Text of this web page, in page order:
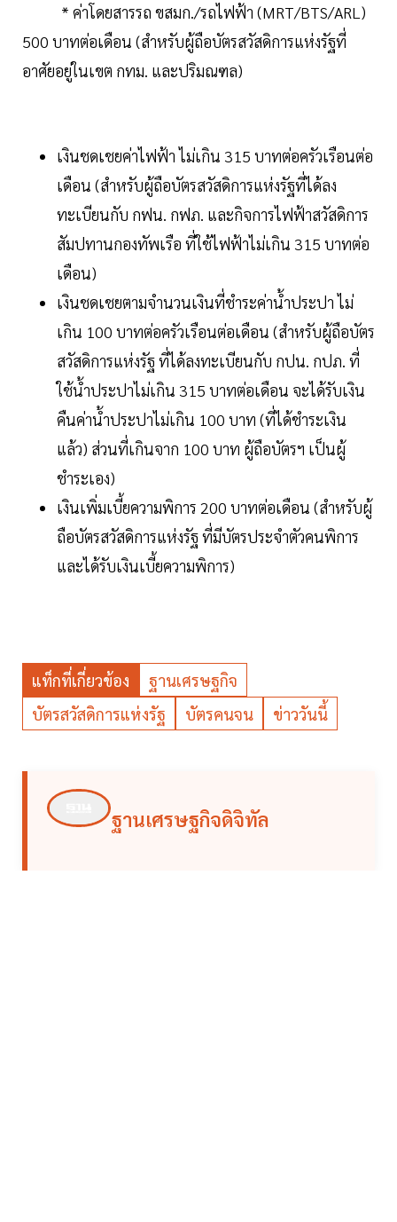
* ค่าโดยสารรถ ขสมก./รถไฟฟ้า (MRT/BTS/ARL)
500 บาทต่อเดือน (สำหรับผู้ถือบัตรสวัสดิการแห่งรัฐที่
อาศัยอยู่ในเขต กทม. และปริมณฑล)
เงินชดเชยค่าไฟฟ้า ไม่เกิน 315 บาทต่อครัวเรือนต่อ
เดือน (สำหรับผู้ถือบัตรสวัสดิการแห่งรัฐที่ได้ลง
ทะเบียนกับ กฟน. กฟภ. และกิจการไฟฟ้าสวัสดิการ
สัมปทานกองทัพเรือ ที่ใช้ไฟฟ้าไม่เกิน 315 บาทต่อ
เดือน)
เงินชดเชยตามจำนวนเงินที่ชำระค่าน้ำประปา ไม่
เกิน 100 บาทต่อครัวเรือนต่อเดือน (สำหรับผู้ถือบัตร
สวัสดิการแห่งรัฐ ที่ได้ลงทะเบียนกับ กปน. กปภ. ที่
ใช้น้ำประปาไม่เกิน 315 บาทต่อเดือน จะได้รับเงิน
คืนค่าน้ำประปาไม่เกิน 100 บาท (ที่ได้ชำระเงิน
แล้ว) ส่วนที่เกินจาก 100 บาท ผู้ถือบัตรฯ เป็นผู้
ชำระเอง)
เงินเพิ่มเบี้ยความพิการ 200 บาทต่อเดือน (สำหรับผู้
ถือบัตรสวัสดิการแห่งรัฐ ที่มีบัตรประจำตัวคนพิการ
และได้รับเงินเบี้ยความพิการ)
แท็กที่เกี่ยวข้อง
ฐานเศรษฐกิจ
บัตรสวัสดิการแห่งรัฐ
บัตรคนจน ข่าววันนี้
ฐานเศรษฐกิจดิจิทัล